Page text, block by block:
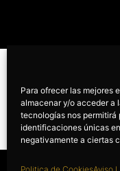
Para ofrecer las mejores
almacenar y/o acceder a
tecnologías nos permitirá
identificaciones únicas
negativamente a ciertas